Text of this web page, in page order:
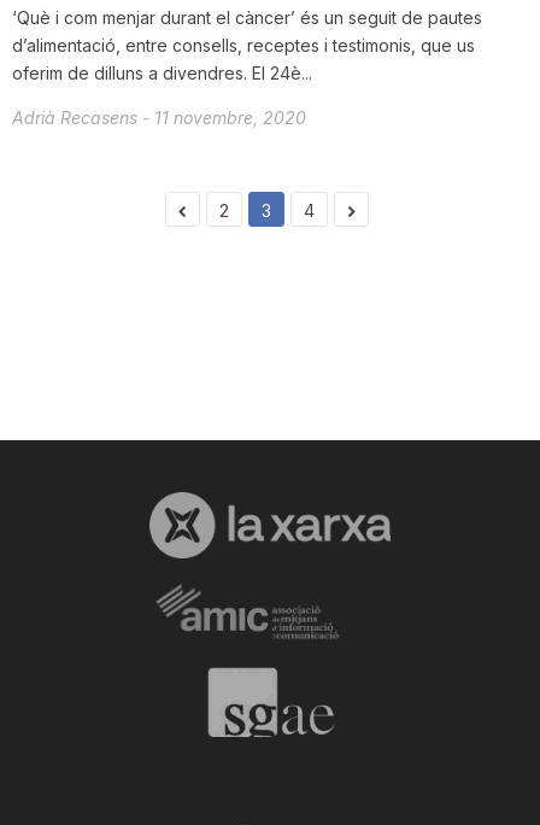
‘Què i com menjar durant el càncer’ és un seguit de pautes
d’alimentació, entre consells, receptes i testimonis, que us
oferim de dilluns a divendres. El 24è...
Adrià Recasens - 11 novembre, 2020
2 3 4